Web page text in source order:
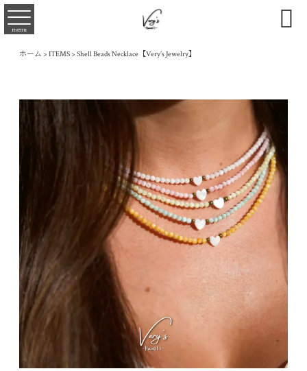
menu 
ホーム > ITEMS> Shell Beads Necklace【Very’s Jewelry】